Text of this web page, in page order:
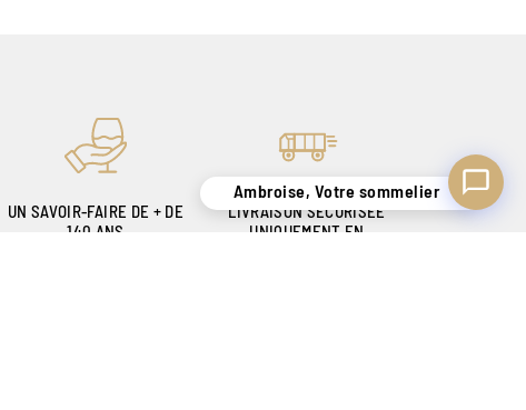
UN SAVOIR-FAIRE DE + DE
140 ANS
LIVRAISON SÉCURISÉE
UNIQUEMENT EN
Ambroise, Votre sommelier